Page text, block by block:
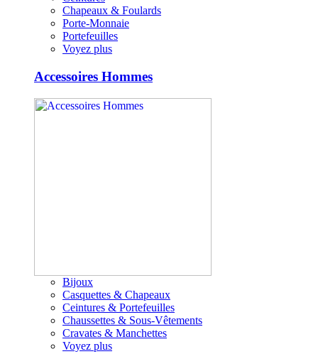
Chapeaux & Foulards
Porte-Monnaie
Portefeuilles
Voyez plus
Accessoires Hommes
Bijoux
Casquettes & Chapeaux
Ceintures & Portefeuilles
Chaussettes & Sous-Vêtements
Cravates & Manchettes
Voyez plus